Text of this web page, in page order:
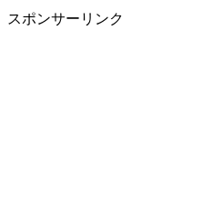
スポンサーリンク